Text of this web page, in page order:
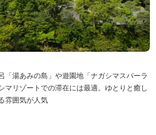
「湯あみの島」や遊園地「ナガシマスパーラ
マリゾートでの滞在には最適。ゆとりと癒し
雰囲気が人気